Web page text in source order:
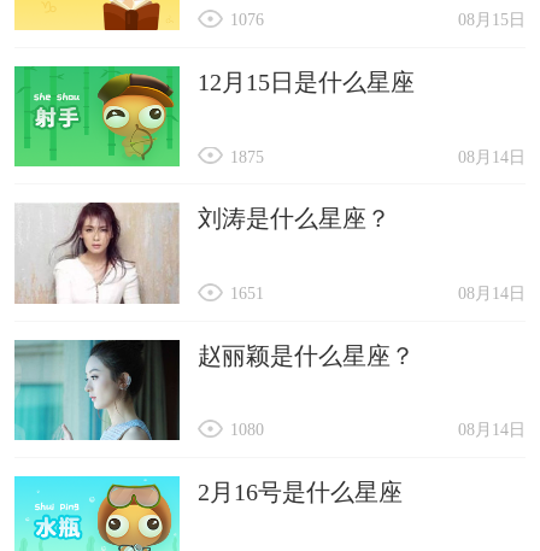
08月15日
1076
12月15日是什么星座
08月14日
1875
刘涛是什么星座？
08月14日
1651
赵丽颖是什么星座？
08月14日
1080
2月16号是什么星座